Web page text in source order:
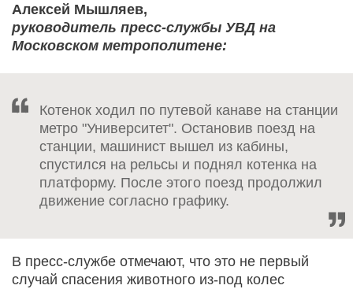
Алексей Мышляев,
руководитель пресс-службы УВД на
Московском метрополитене:
Котенок ходил по путевой канаве на станции
метро "Университет". Остановив поезд на
станции, машинист вышел из кабины,
спустился на рельсы и поднял котенка на
платформу. После этого поезд продолжил
движение согласно графику.
В пресс-службе отмечают, что это не первый
случай спасения животного из-под колес